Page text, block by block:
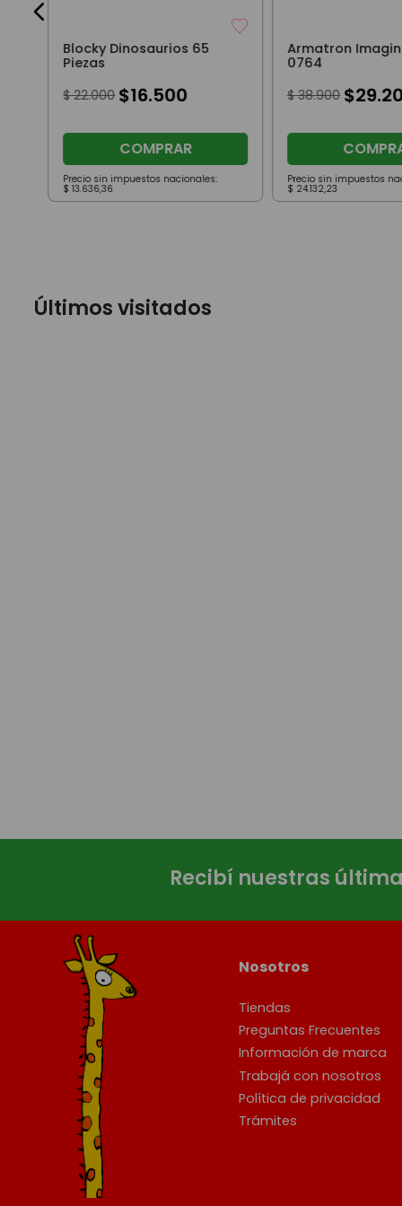
Blocky Dinosaurios 65
Piezas
$ 22.000 $16.500
COMPRAR
Precio sin impuestos nacionales:
$ 13.636,36
Armatron
0764
$ 38.900 $29.
Precio sin impuestos
$ 24.132,23
Últimos visitados
Recibí nuestras
Nosotros
Tiendas
Preguntas Frecuentes
Información de marca
Trabajá con nosotros
Política de privacidad
Trámites